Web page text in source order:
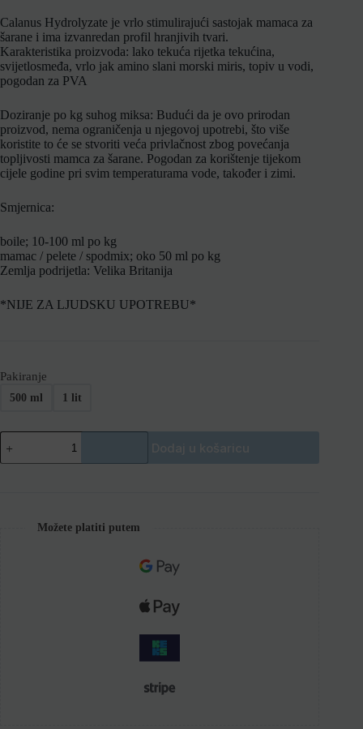
Calanus Hydrolyzate je vrlo stimulirajući sastojak mamaca za
šarane i ima izvanredan profil hranjivih tvari.
Karakteristika proizvoda: lako tekuća rijetka tekućina,
svijetlosmeđa, vrlo jak amino slani morski miris, topiv u vodi,
pogodan za PVA
Doziranje po kg suhog miksa: Budući da je ovo prirodan
proizvod, nema ograničenja u njegovoj upotrebi, što više
koristite to će se stvoriti veća privlačnost zbog povećanja
topljivosti mamca za šarane. Pogodan za korištenje tijekom
cijele godine pri svim temperaturama vode, također i zimi.
Smjernica:
boile; 10-100 ml po kg
mamac / pelete / spodmix; oko 50 ml po kg
Zemlja podrijetla: Velika Britanija
*NIJE ZA LJUDSKU UPOTREBU*
Pakiranje
500 ml 1 lit
Možete platiti putem